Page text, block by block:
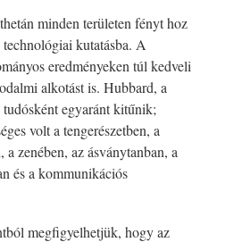
minden területen fényt hoz
technológiai kutatásba. A
eredményeken túl kedveli
alkotást is. Hubbard, a
egyaránt kitűnik;
volt a tengerészetben, a
a zenében, az ásványtanban, a
és a kommunikációs
megfigyelhetjük, hogy az